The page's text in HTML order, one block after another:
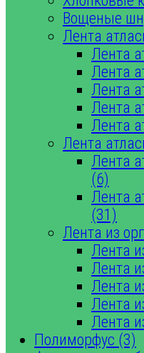
Вощеные
Лента
Лента
Лента
Лента
Лента
Лента
Лента
Лента
(6)
Лента
(31)
Лента из
Лента
Лента
Лента
Лента
Лента
Полиморфус (3)